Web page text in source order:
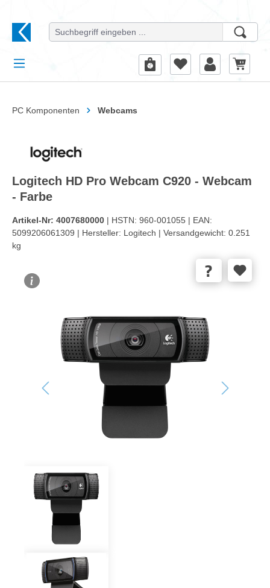
PC Komponenten Webcams
Logitech HD Pro Webcam C920 - Webcam
- Farbe
Artikel-Nr: 4007680000 | HSTN: 960-001055 | EAN:
5099206061309 | Hersteller: Logitech | Versandgewicht: 0.251
kg